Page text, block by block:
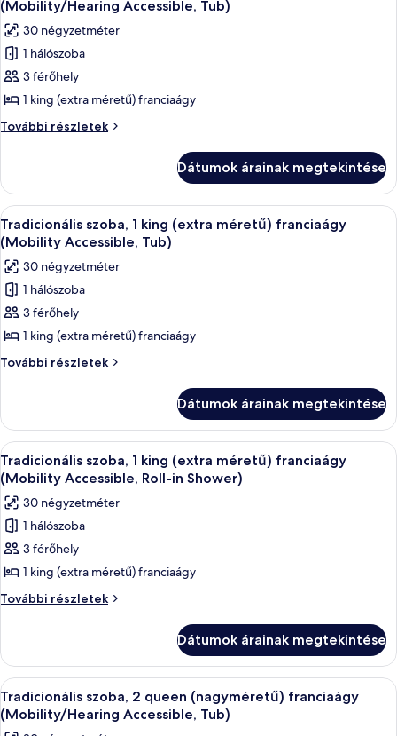
Accessible,
Roll-
in
Shower)
Accessible,
Roll-
in
Shower)
további
részletei
szoba
összes
képének
megtekintése:
Tradicionális
szoba,
(extra
méretű)
franciaágy
(Mobility/Hearing
Accessible,
Tub)
(Mobility/Hearing Accessible, Tub)
30 négyzetméter
1 hálószoba
3 férőhely
1 king (extra méretű) franciaágy
További részletek
Tradicionális
(extra
méretű)
franciaágy
(Mobility/Hearing
Accessible,
Tub)
további
részletei
Dátumok árainak megtekintése
A
következő
szoba
összes
képének
megtekintése:
Tradicionális
szoba,
(extra
méretű)
franciaágy
(Mobility
Accessible,
Tub)
Egy modern szállodai szoba,
3
Tradicionális szoba, 1 king (extra méretű) franciaágy
(Mobility Accessible, Tub)
30 négyzetméter
1 hálószoba
3 férőhely
1 king (extra méretű) franciaágy
További részletek
Tradicionális
(extra
méretű)
franciaágy
(Mobility
Accessible,
Tub)
további
részletei
Dátumok árainak megtekintése
A
következő
szoba
összes
képének
megtekintése:
Tradicionális
szoba,
(extra
méretű)
franciaágy
(Mobility
Egy modern szállodai szoba,
3
Tradicionális szoba, 1 king (extra méretű) franciaágy
(Mobility Accessible, Roll-in Shower)
30 négyzetméter
1 hálószoba
3 férőhely
1 king (extra méretű) franciaágy
További részletek
Tradicionális
(extra
méretű)
franciaágy
(Mobility
Accessible,
Dátumok árainak megtekintése
A
következő
szoba
Egy szállodai szoba, amelyben
2
Tradicionális szoba, 2 queen (nagyméretű) franciaágy
(Mobility/Hearing Accessible, Tub)